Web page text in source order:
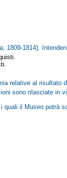
1809-1814).
relative al
sono rilasciate in
quali il Museo potrà